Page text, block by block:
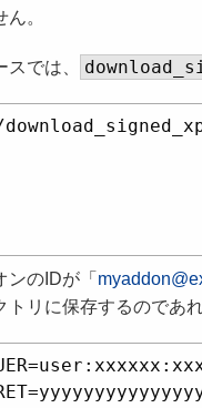
。
では、
ンのIDが「
トリに保存するのであ